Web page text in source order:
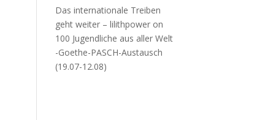
Das internationale Treiben
geht weiter – lilithpower on
100 Jugendliche aus aller Welt
-Goethe-PASCH-Austausch
(19.07-12.08)